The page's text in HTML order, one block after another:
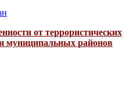
от террористических
и муниципальных районов